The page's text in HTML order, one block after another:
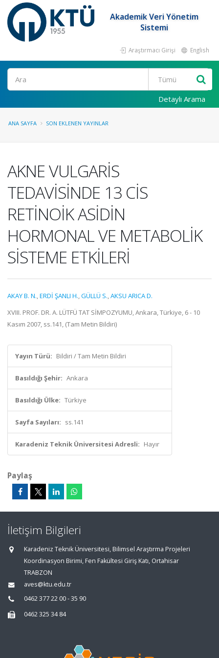
Akademik Veri Yönetim
Sistemi
Araştırmacı Girişi English
Ara
Detaylı Arama
ANA SAYFA SON EKLENEN YAYINLAR
AKNE VULGARİS
TEDAVİSİNDE 13 CİS
RETİNOİK ASİDİN
HORMONAL VE METABOLİK
SİSTEME ETKİLERİ
AKAY B. N.,ERDİ ŞANLI H.,GÜLLÜ S.,AKSU ARICA D.
XVIII. PROF. DR. A. LÜTFÜ TAT SİMPOZYUMU, Ankara, Türkiye, 6 - 10
Kasım 2007, ss.141, (Tam Metin Bildiri)
Yayın Türü: Bildiri / Tam Metin Bildiri
Basıldığı Şehir: Ankara
Basıldığı Ülke: Türkiye
Sayfa Sayıları: ss.141
Karadeniz Teknik Üniversitesi Adresli: Hayır
Paylaş
İletişim Bilgileri
Karadeniz Teknik Üniversitesi, Bilimsel Araştırma Projeleri
Koordinasyon Birimi, Fen Fakültesi Giriş Katı, Ortahisar
TRABZON
aves@ktu.edu.tr
0462 377 22 00 - 35 90
0462 325 34 84